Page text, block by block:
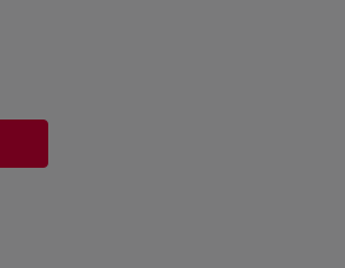
ein oder benutze